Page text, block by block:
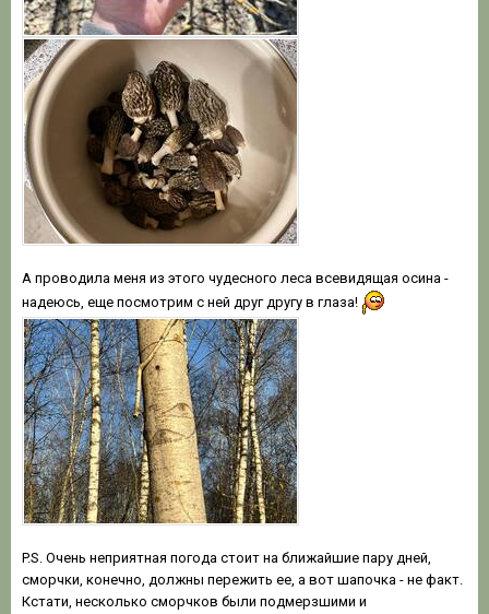
А проводила меня из этого чудесного леса всевидящая осина -
надеюсь, еще посмотрим с ней друг другу в глаза!
P.S. Очень неприятная погода стоит на ближайшие пару дней,
сморчки, конечно, должны пережить ее, а вот шапочка - не факт.
Кстати, несколько сморчков были подмерзшими и